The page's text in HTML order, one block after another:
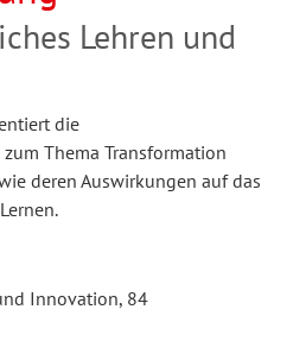
Lehren und
die
Thema Transformation
deren Auswirkungen auf das
Innovation, 84